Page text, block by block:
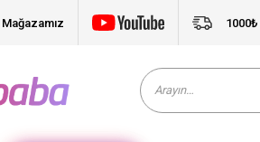
Mağazamız